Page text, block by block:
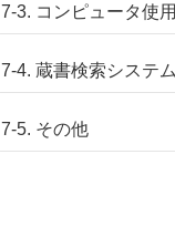
7-3. コンピュータ使
7-4. 蔵書検索システ
7-5. その他